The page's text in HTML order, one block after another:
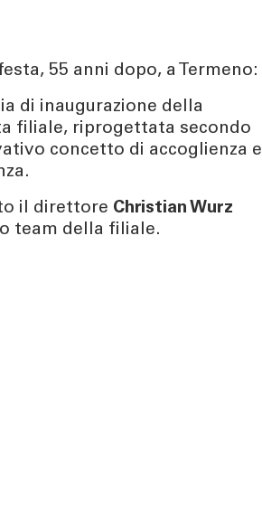
Newsletter
55 anni dopo, a Termeno:
di inaugurazione della
filiale, riprogettata secondo
concetto di accoglienza e
il direttore Christian Wurz
team della filiale.